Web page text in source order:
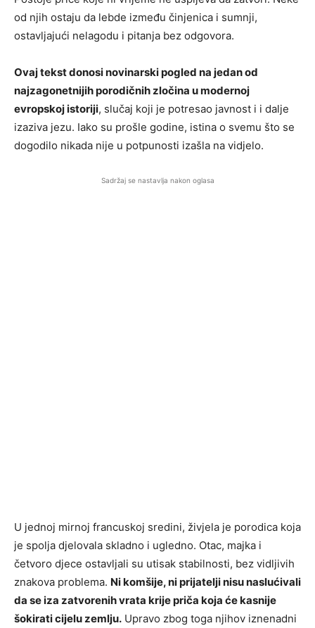
od njih ostaju da lebde između činjenica i sumnji,
ostavljajući nelagodu i pitanja bez odgovora.
Ovaj tekst donosi novinarski pogled na jedan od
najzagonetnijih porodičnih zločina u modernoj
evropskoj istoriji, slučaj koji je potresao javnost i i dalje
izaziva jezu. Iako su prošle godine, istina o svemu što se
dogodilo nikada nije u potpunosti izašla na vidjelo.
Sadržaj se nastavlja nakon oglasa
U jednoj mirnoj francuskoj sredini, živjela je porodica koja
je spolja djelovala skladno i ugledno. Otac, majka i
četvoro djece ostavljali su utisak stabilnosti, bez vidljivih
znakova problema. Ni komšije, ni prijatelji nisu naslućivali
da se iza zatvorenih vrata krije priča koja će kasnije
šokirati cijelu zemlju. Upravo zbog toga njihov iznenadni